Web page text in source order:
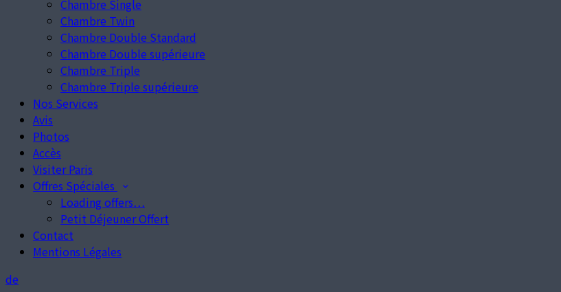
Chambre Single
Chambre Twin
Chambre Double Standard
Chambre Double supérieure
Chambre Triple
Chambre Triple supérieure
Nos Services
Avis
Photos
Accès
Visiter Paris
Offres Spéciales
Loading offers…
Petit Déjeuner Offert
Contact
Mentions Légales
de